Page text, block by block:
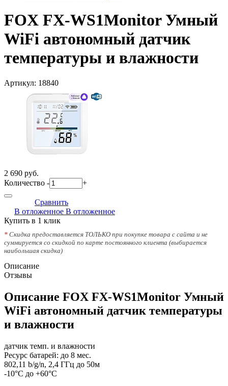
FOX FX-WS1Monitor Умный
WiFi автономный датчик
температуры и влажности
Артикул: 18840
2 690 руб.
Количество - +
Сравнить
В отложенное В отложенное
Купить в 1 клик
* Скидка предоставляется ТОЛЬКО при покупке товара с сайта и не
суммируется со скидкой по карте постоянного клиента (выбирается
наибольшая скидка)
Описание
Отзывы
Описание FOX FX-WS1Monitor Умный
WiFi автономный датчик температуры
и влажности
датчик темп. и влажности
Ресурс батарей: до 8 мес.
802,11 b/g/n, 2,4 ГГц до 50м
-10°C до +60°C